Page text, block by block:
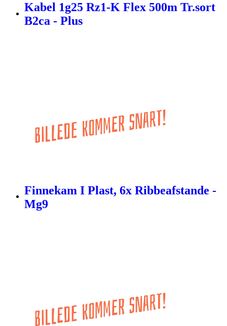
Kabel 1g25 Rz1-K Flex 500m Tr.sort
B2ca - Plus
Finnekam I Plast, 6x Ribbeafstande -
Mg9